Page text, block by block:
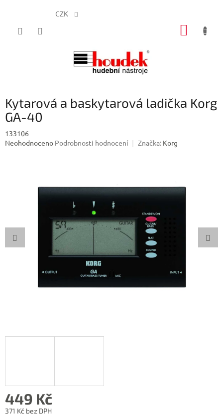
CZK
Kytarová a baskytarová ladička Korg
GA-40
133106
Průměrné
Neohodnoceno Podrobnosti hodnocení Značka: Korg
449 Kč
371 Kč bez DPH